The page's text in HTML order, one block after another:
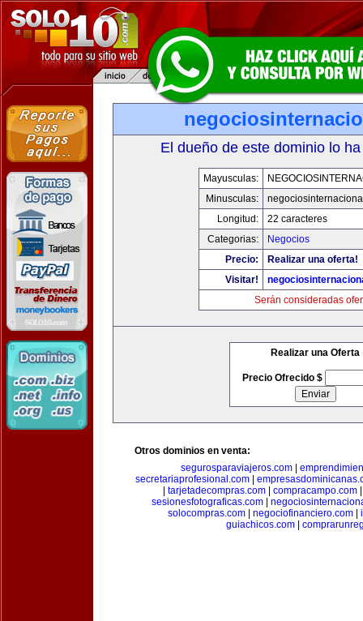
El dueño de este dominio lo
Mayusculas:
Minusculas:
Longitud:
22 caracteres
Categorias:
Negocios
Precio:
Realizar una oferta!
Visitar!
Serán consideradas
Realizar una Oferta
Precio Ofrecido $
Otros dominios en venta:
segurosparaviajeros.com
secretariaprofesional.com|
tarjetadecompras.com compracampo.com
sesionesfotograficas.com
solocompras.com| negociofinanciero.com|
guiachicos.com